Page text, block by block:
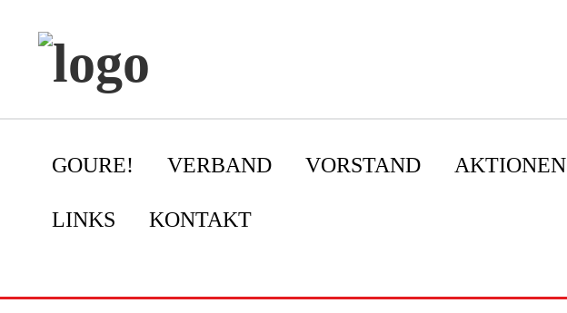
GOURE! VERBAND VORSTAND AKTIONEN
LINKS KONTAKT